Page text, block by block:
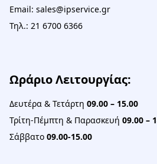
Email: sales@ipservice.gr
Τηλ.: 21 6700 6366
Ωράριο Λειτουργίας:
Δευτέρα & Τετάρτη 09.00 – 15.00
Τρίτη-Πέμπτη & Παρασκευή 09.00 –
Σάββατο 09.00-15.00